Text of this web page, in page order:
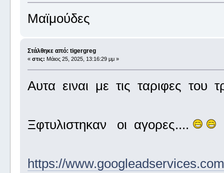
Μαϊμούδες
Στάλθηκε από: tigergreg
« στις: Μάιος 25, 2025, 13:16:29 μμ »
Αυτα ειναι με τις ταριφες του
Ξφτυλιστηκαν οι αγορες....
https://